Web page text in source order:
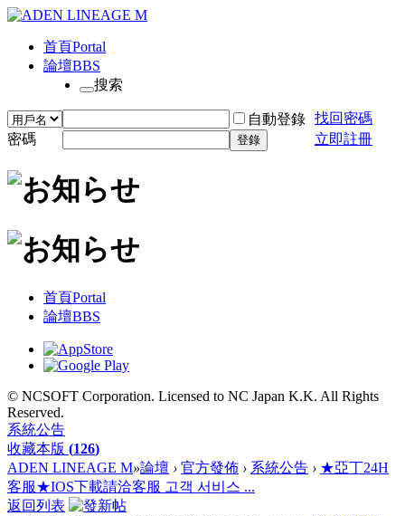
首頁Portal
論壇BBS
搜索
自動登錄 找回密碼
密碼
登錄 立即註冊
首頁Portal
論壇BBS
© NCSOFT Corporation. Licensed to NC Japan K.K. All Rights
Reserved.
系統公告
收藏本版 (126)
ADEN LINEAGE M»論壇 › 官方發佈 › 系統公告 › ★亞丁24H
客服★IOS下載請洽客服 고객 서비스 ...
返回列表